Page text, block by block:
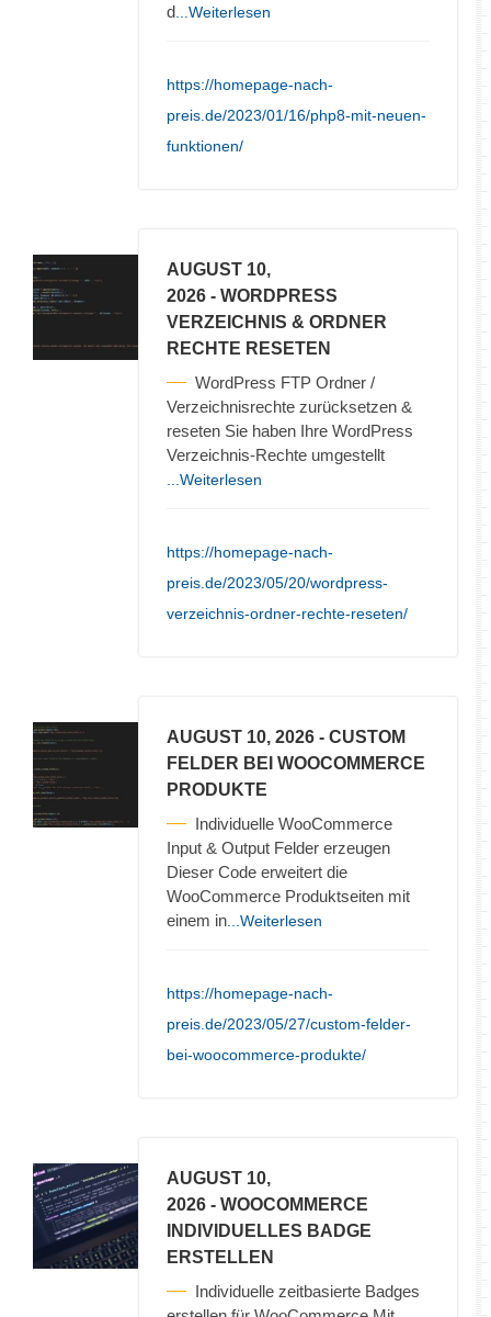
d ...Weiterlesen
https://homepage-nach-
preis.de/2023/01/16/php8-mit-neuen-
funktionen/
AUGUST 10,
2026 - WORDPRESS
VERZEICHNIS & ORDNER
RECHTE RESETEN
WordPress FTP Ordner /
Verzeichnisrechte zurücksetzen &
reseten Sie haben Ihre WordPress
Verzeichnis-Rechte umgestellt
...Weiterlesen
https://homepage-nach-
preis.de/2023/05/20/wordpress-
verzeichnis-ordner-rechte-reseten/
AUGUST 10, 2026 - CUSTOM
FELDER BEI WOOCOMMERCE
PRODUKTE
Individuelle WooCommerce
Input & Output Felder erzeugen
Dieser Code erweitert die
WooCommerce Produktseiten mit
einem in ...Weiterlesen
https://homepage-nach-
preis.de/2023/05/27/custom-felder-
bei-woocommerce-produkte/
AUGUST 10,
2026 - WOOCOMMERCE
INDIVIDUELLES BADGE
ERSTELLEN
Individuelle zeitbasierte Badges